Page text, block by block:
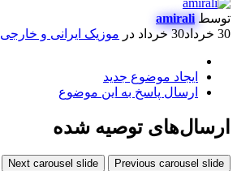
توسطamirali
30 خرداد
30 خرداد در موزیک ایرانی و خارجی
ایجاد موضوع جدید
ارسال پاسخ به این موضوع
ارسال‌های توصیه شده
Previous carousel slide
Next carousel slide